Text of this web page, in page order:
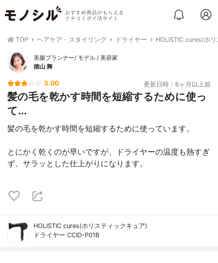
おすすめ商品がもらえる
クチコミポイ活サイト
TOP ヘアケア・スタイリング ドライヤー HOLISTIC cures(ホ
美腸プランナー/ モデル / 美容家
徳山 舞
3.00 更新日時：6ヶ月以上前
髪の毛を乾かす時間を短縮するために使っ
て...
髪の毛を乾かす時間を短縮するために使っています。
とにかく乾くのが早いですが、ドライヤーの温度も熱すぎ
ず、サラッとした仕上がりになります。
HOLISTIC cures(ホリスティックキュア)
ドライヤー CCID-P01B